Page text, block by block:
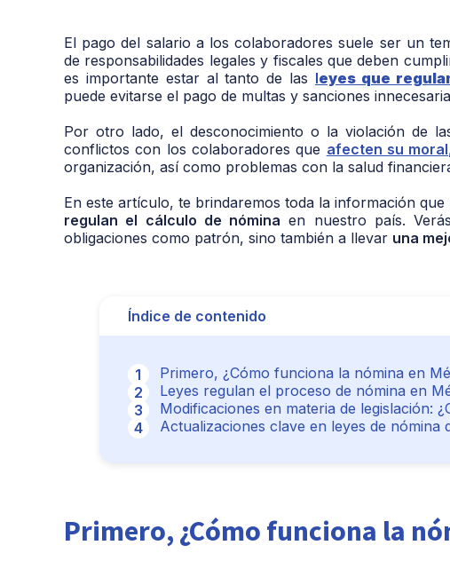
El pago del salario a los colaboradores suele ser un
de responsabilidades legales y fiscales que deben
es importante estar al tanto de las leyes que
puede evitarse el pago de multas y sanciones
Por otro lado, el desconocimiento o la violación de
conflictos con los colaboradores que afecten su
organización, así como problemas con la salud
En este artículo, te brindaremos toda la información
regulan el cálculo de nómina en nuestro país.
obligaciones como patrón, sino también a llevar una
Índice de contenido
Primero, ¿Cómo funciona la nómina en
Leyes regulan el proceso de nómina en
Modificaciones en materia de legislación:
Actualizaciones clave en leyes de nómina
Primero, ¿Cómo funciona la